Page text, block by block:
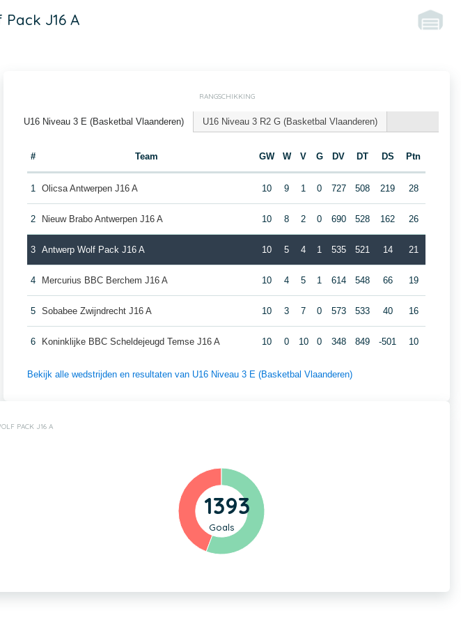
J16 A
RANGSCHIKKING
U16 Niveau 3 E (Basketbal Vlaanderen) U16 Niveau 3 R2 G (Basketbal Vlaanderen)
# Team GW W V G DV DT DS Ptn
1 Olicsa Antwerpen J16 A 10 9 1 0 727 508 219 28
2 Nieuw Brabo Antwerpen J16 A 10 8 2 0 690 528 162 26
3 Antwerp Wolf Pack J16 A 10 5 4 1 535 521 14 21
4 Mercurius BBC Berchem J16 A 10 4 5 1 614 548 66 19
5 Sobabee Zwijndrecht J16 A 10 3 7 0 573 533 40 16
6 Koninklijke BBC Scheldejeugd Temse J16 A 10 0 10 0 348 849 -501 10
Bekijk alle wedstrijden en resultaten van U16 Niveau 3 E (Basketbal Vlaanderen)
PACK J16 A
1393
Goals